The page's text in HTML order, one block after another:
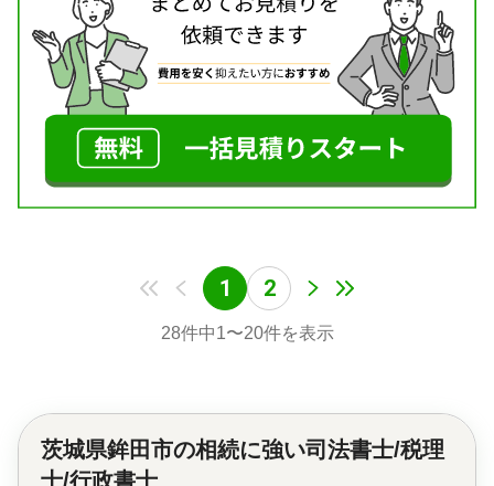
1 2
28件中1〜20件を表示
茨城県鉾田市の相続に強い司法書士/税理
士/行政書士